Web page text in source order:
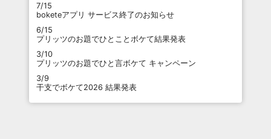
7/15
boketeアプリ サービス終了のお知らせ
6/15
プリッツのお題でひとことボケて結果発表
3/10
プリッツのお題でひと言ボケて キャンペーン
3/9
干支でボケて2026 結果発表